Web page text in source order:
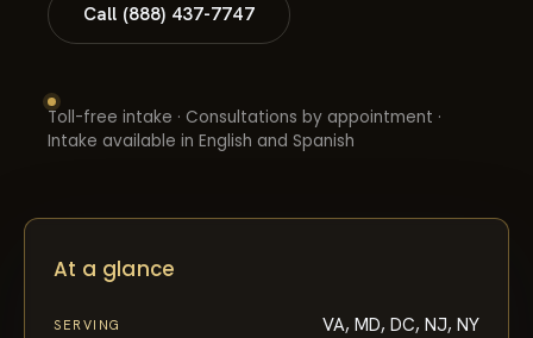
Call (888) 437-7747
Toll-free intake · Consultations by appointment ·
Intake available in English and Spanish
At a glance
SERVING VA, MD, DC, NJ, NY